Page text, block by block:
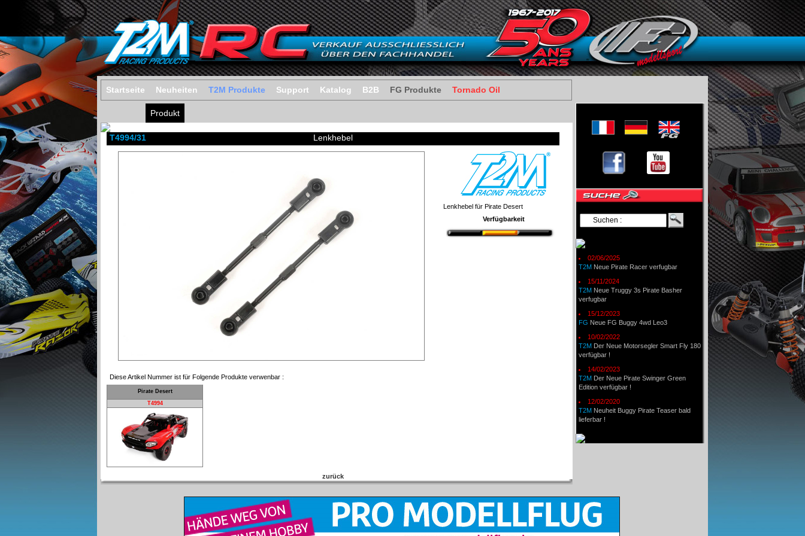
Startseite Neuheiten T2M Produkte Support Katalog B2B FG Produkte Tornado Oil
02/06/2025
T2M Neue Pirate Racer verfugbar
15/11/2024
T2M Neue Truggy 3s Pirate Basher
verfugbar
15/12/2023
FG Neue FG Buggy 4wd Leo3
10/02/2022
T2M Der Neue Motorsegler Smart Fly 180
verfügbar !
14/02/2023
T2M Der Neue Pirate Swinger Green
Edition verfügbar !
12/02/2020
T2M Neuheit Buggy Pirate Teaser bald
lieferbar !
Produkt
T4994/31 Lenkhebel
Lenkhebel für Pirate Desert
Verfügbarkeit
Diese Artikel Nummer ist für Folgende Produkte verwenbar :
Pirate Desert
T4994
zurück